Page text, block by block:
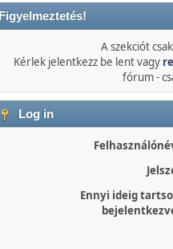
Figyelmeztetés!
A szekciót
Kérlek jelentkezz be lent vagy
fórum -
Log in
Ennyi ideig